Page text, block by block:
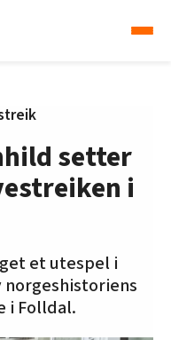
setter
i
et utespel i
norgeshistoriens
i Folldal.